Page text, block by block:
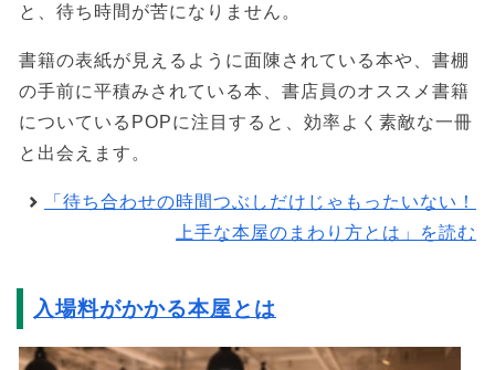
と、待ち時間が苦になりません。
書籍の表紙が見えるように面陳されている本や、書棚
の手前に平積みされている本、書店員のオススメ書籍
についているPOPに注目すると、効率よく素敵な一冊
と出会えます。
「待ち合わせの時間つぶしだけじゃもったいない！
上手な本屋のまわり方とは」を読む
入場料がかかる本屋とは